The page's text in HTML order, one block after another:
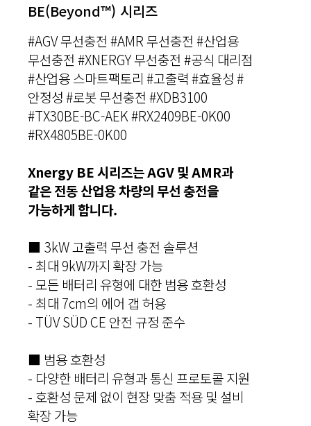
BE(Beyond™) 시리즈
#AGV 무선충전 #AMR 무선충전 #산업용
무선충전 #XNERGY 무선충전 #공식 대리점
#산업용 스마트팩토리 #고출력 #효율성 #
안정성 #로봇 무선충전 #XDB3100
#TX30BE-BC-AEK #RX2409BE-0K00
#RX4805BE-0K00
Xnergy BE 시리즈는 AGV 및 AMR과
같은 전동 산업용 차량의 무선 충전을
가능하게 합니다.
■ 3kW 고출력 무선 충전 솔루션
- 최대 9kW까지 확장 가능
- 모든 배터리 유형에 대한 범용 호환성
- 최대 7cm의 에어 갭 허용
- TÜV SÜD CE 안전 규정 준수
■ 범용 호환성
- 다양한 배터리 유형과 통신 프로토콜 지원
- 호환성 문제 없이 현장 맞춤 적용 및 설비
확장 가능